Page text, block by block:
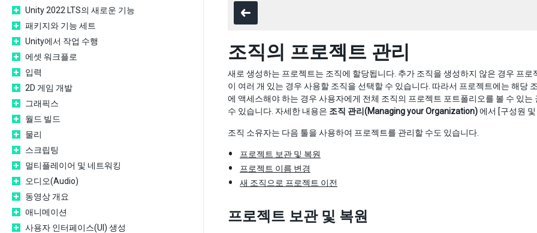
Unity 2022 LTS의 새로운 기능
패키지와 기능 세트
Unity에서 작업 수행
에셋 워크플로
입력
2D 게임 개발
그래픽스
월드 빌드
물리
스크립팅
멀티플레이어 및 네트워킹
오디오(Audio)
동영상 개요
애니메이션
사용자 인터페이스(UI) 생성
조직의 프로젝트 관리
새로 생성하는 프로젝트는 조직에 할당됩니다. 추가 조직을 생성하지 않은 경우 프
이 여러 개 있는 경우 사용할 조직을 선택할 수 있습니다. 따라서 프로젝트에는 해당
에 액세스해야 하는 경우 사용자에게 전체 조직의 프로젝트 포트폴리오를 볼 수 있
수 있습니다. 자세한 내용은 조직 관리(Managing your Organization)에서 [구성원
조직 소유자는 다음 툴을 사용하여 프로젝트를 관리할 수도 있습니다.
프로젝트 보관 및 복원
프로젝트 이름 변경
새 조직으로 프로젝트 이전
프로젝트 보관 및 복원